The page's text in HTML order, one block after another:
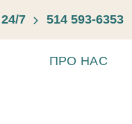
24/7 514 593-6353
ПРО НАС